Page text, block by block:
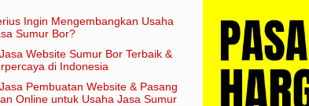
Ingin Mengembangkan Usaha
Sumur Bor?
Jasa Website Sumur Bor Terbaik &
di Indonesia
Jasa Pembuatan Website & Pasang
Online untuk Usaha Jasa Sumur